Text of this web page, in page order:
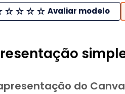
Avaliar modelo
do Canva